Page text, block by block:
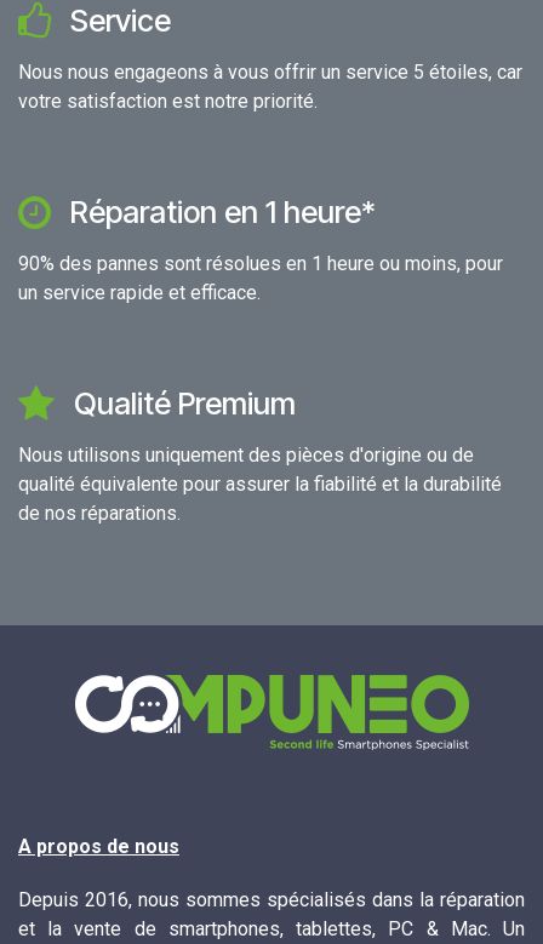
Service
Nous nous engageons à vous offrir un service 5 étoiles, car
votre satisfaction est notre priorité.
Réparation en 1 heure*
90% des pannes sont résolues en 1 heure ou moins, pour
un service rapide et efficace.
Qualité Premium
Nous utilisons uniquement des pièces d'origine ou de
qualité équivalente pour assurer la fiabilité et la durabilité
de nos réparations.
A propos de nous
Depuis 2016, nous sommes spécialisés dans la réparation
et la vente de smartphones, tablettes, PC & Mac. Un